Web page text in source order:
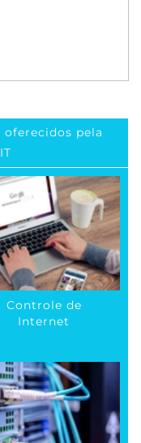
pela
Controle de
Internet